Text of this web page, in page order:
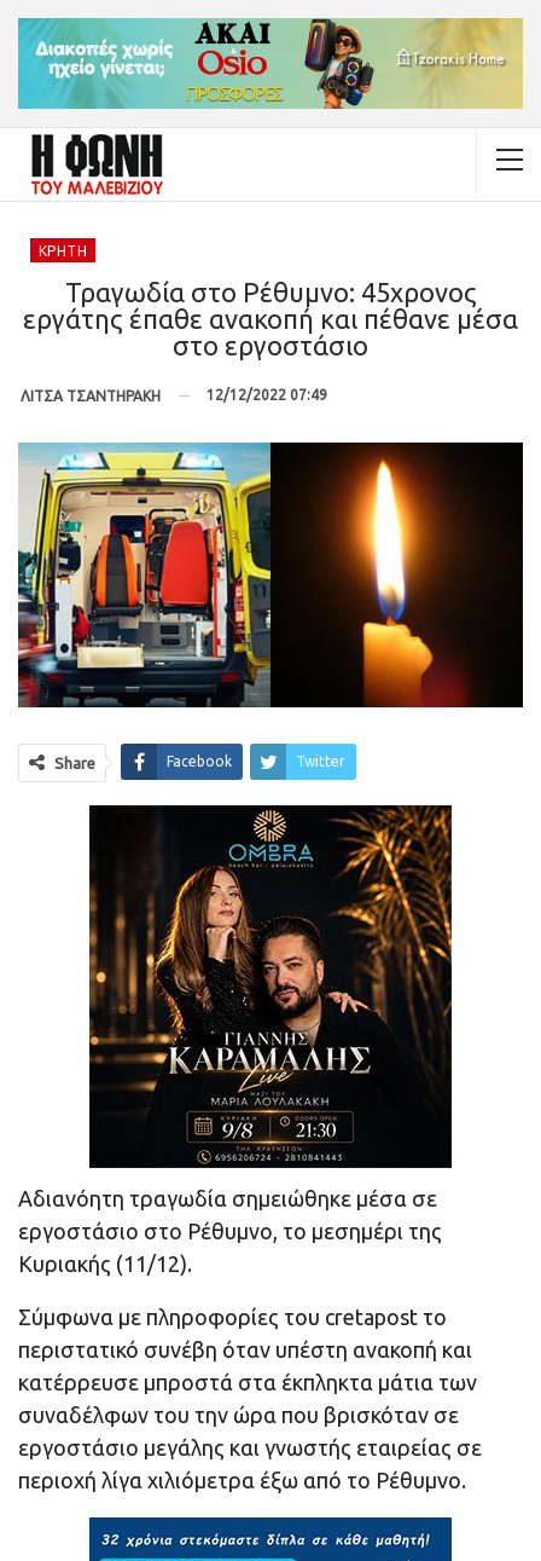
ΚΡΉΤΗ
Τραγωδία στο Ρέθυμνο: 45χρονος
εργάτης έπαθε ανακοπή και πέθανε μέσα
στο εργοστάσιο
ΛΙΤΣΑ ΤΣΑΝΤΗΡΑΚΗ 12/12/2022 07:49
Share Facebook Twitter
Αδιανόητη τραγωδία σημειώθηκε μέσα σε
εργοστάσιο στο Ρέθυμνο, το μεσημέρι της
Κυριακής (11/12).
Σύμφωνα με πληροφορίες του cretapost το
περιστατικό συνέβη όταν υπέστη ανακοπή και
κατέρρευσε μπροστά στα έκπληκτα μάτια των
συναδέλφων του την ώρα που βρισκόταν σε
εργοστάσιο μεγάλης και γνωστής εταιρείας σε
περιοχή λίγα χιλιόμετρα έξω από το Ρέθυμνο.